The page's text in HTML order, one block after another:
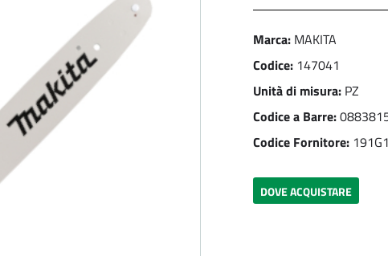
Marca: MAKITA
Codice: 147041
Unità di misura: PZ
Codice a Barre:
Codice Fornitore:
DOVE ACQUISTARE